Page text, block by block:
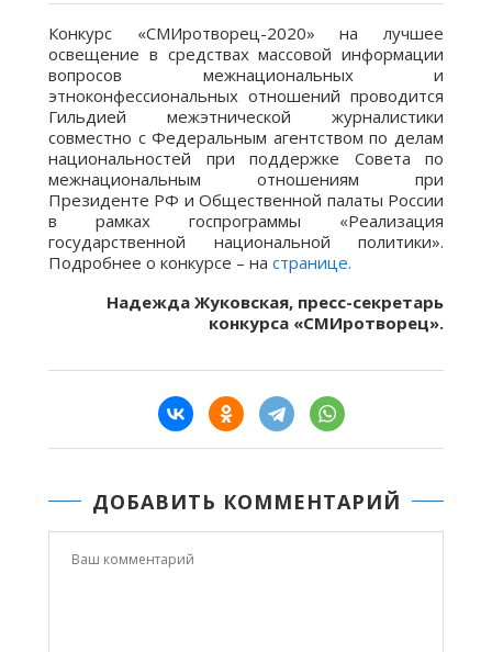
Конкурс «СМИротворец-2020» на лучшее
освещение в средствах массовой информации
вопросов межнациональных и
этноконфессиональных отношений проводится
Гильдией межэтнической журналистики
совместно с Федеральным агентством по делам
национальностей при поддержке Совета по
межнациональным отношениям при
Президенте РФ и Общественной палаты России
в рамках госпрограммы «Реализация
государственной национальной политики».
Подробнее о конкурсе – на странице.
Надежда Жуковская, пресс-секретарь
конкурса «СМИротворец».
ДОБАВИТЬ КОММЕНТАРИЙ